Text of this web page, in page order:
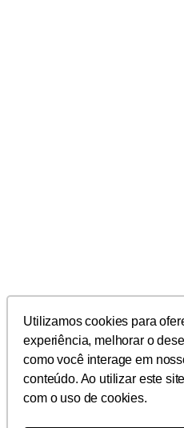
Utilizamos cookies para
experiência, melhorar o
como você interage em
conteúdo. Ao utilizar este
com o uso de cookies.